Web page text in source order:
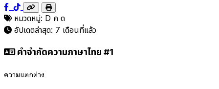
หมวดหมู่: D ค ด
อัปเดตล่าสุด: 7 เดือนที่แล้ว
คำจำกัดความภาษาไทย #1
ความแตกต่าง